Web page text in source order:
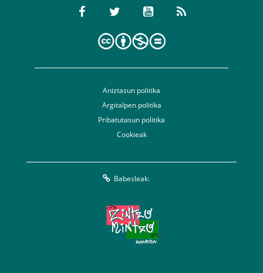
Aniztasun politika
Argitalpen politika
Pribatutasun politika
Cookieak
Babesleak: